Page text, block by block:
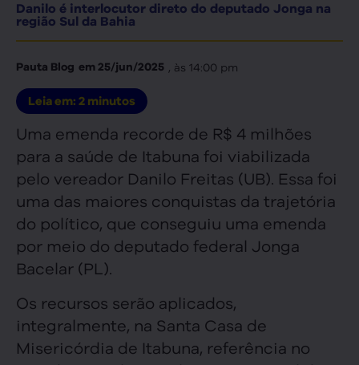
Danilo é interlocutor direto do deputado Jonga na
região Sul da Bahia
Pauta Blog em25/jun/2025 , às 14:00 pm
Leia em: 2 minutos
Uma emenda recorde de R$ 4 milhões
para a saúde de Itabuna foi viabilizada
pelo vereador Danilo Freitas (UB). Essa foi
uma das maiores conquistas da trajetória
do político, que conseguiu uma emenda
por meio do deputado federal Jonga
Bacelar (PL).
Os recursos serão aplicados,
integralmente, na Santa Casa de
Misericórdia de Itabuna, referência no